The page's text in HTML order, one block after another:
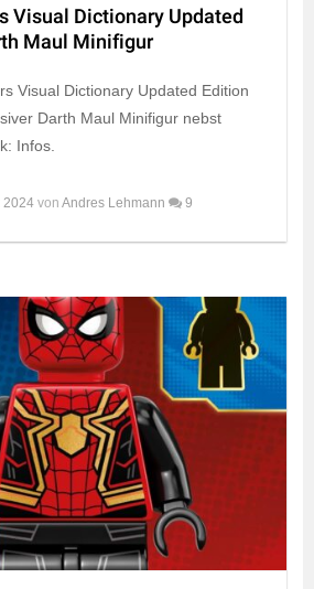
Visual Dictionary Updated
Maul Minifigur
Visual Dictionary Updated Edition
Darth Maul Minifigur nebst
Infos.
2024 von Andres Lehmann 9